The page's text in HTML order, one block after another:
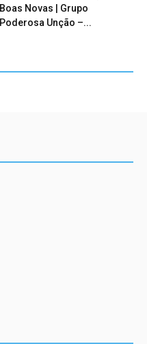
Boas Novas | Grupo
Poderosa Unção –...